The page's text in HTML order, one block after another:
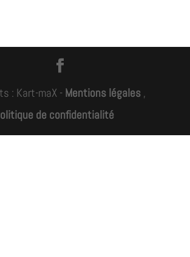
: Kart-maX -Mentions légales ,
de confidentialité